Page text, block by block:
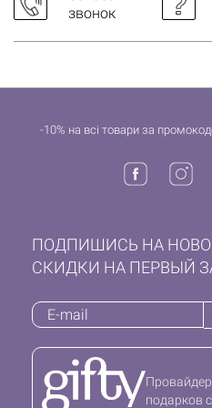
звонок
-10% на всі товари за
ПОДПИШИСЬ НА
СКИДКИ НА ПЕРВЫЙ
подарков